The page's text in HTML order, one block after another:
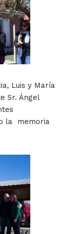
Luis y María
Sr. Ángel
la memoria